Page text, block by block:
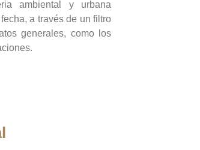
ambiental y urbana
a través de un filtro
generales, como los